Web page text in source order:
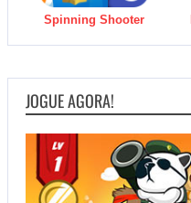
Spinning Shooter
JOGUE AGORA!